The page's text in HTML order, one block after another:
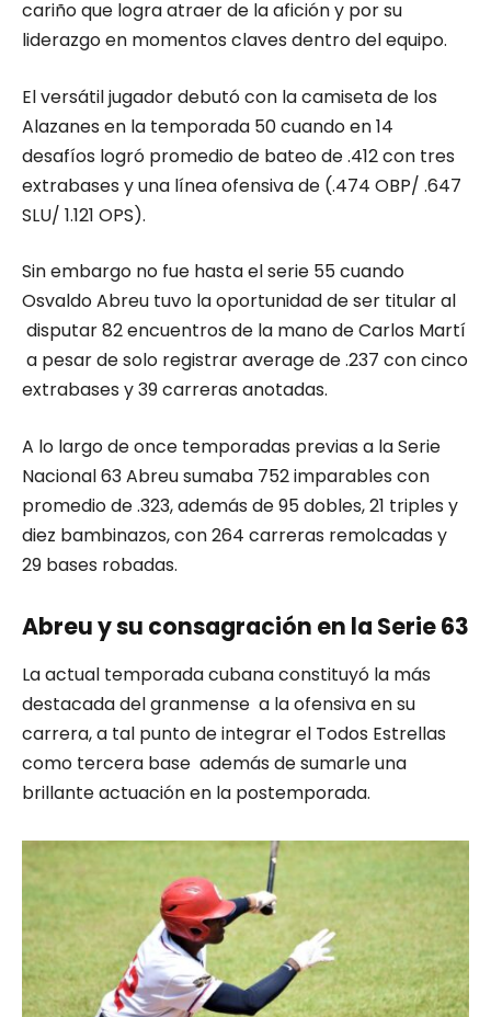
cariño que logra atraer de la afición y por su
liderazgo en momentos claves dentro del equipo.
El versátil jugador debutó con la camiseta de los
Alazanes en la temporada 50 cuando en 14
desafíos logró promedio de bateo de .412 con tres
extrabases y una línea ofensiva de (.474 OBP/ .647
SLU/ 1.121 OPS).
Sin embargo no fue hasta el serie 55 cuando
Osvaldo Abreu tuvo la oportunidad de ser titular al
disputar 82 encuentros de la mano de Carlos Martí
a pesar de solo registrar average de .237 con cinco
extrabases y 39 carreras anotadas.
A lo largo de once temporadas previas a la Serie
Nacional 63 Abreu sumaba 752 imparables con
promedio de .323, además de 95 dobles, 21 triples y
diez bambinazos, con 264 carreras remolcadas y
29 bases robadas.
Abreu y su consagración en la Serie 63
La actual temporada cubana constituyó la más
destacada del granmense a la ofensiva en su
carrera, a tal punto de integrar el Todos Estrellas
como tercera base además de sumarle una
brillante actuación en la postemporada.